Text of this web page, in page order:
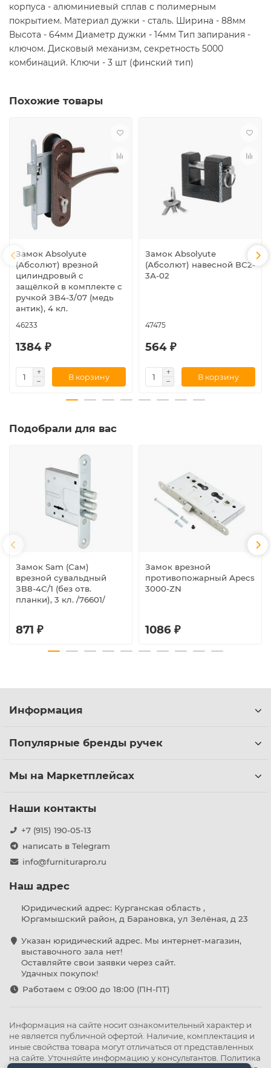
корпуса - алюминиевый сплав с полимерным
покрытием. Материал дужки - сталь. Ширина - 88мм
Высота - 64мм Диаметр дужки - 14мм Тип запирания -
ключом. Дисковый механизм, секретность 5000
комбинаций. Ключи - 3 шт (финский тип)
Похожие товары
Замок Absolyute
(Абсолют) врезной
цилиндровый с
защёлкой в комплекте с
ручкой ЗВ4-3/07 (медь
антик), 4 кл.
46233
1384 ₽
В корзину
Замок Absolyute
(Абсолют) навесной ВС2-
3А-02
47475
564 ₽
В корзину
Подобрали для вас
Замок Sam (Сам)
врезной сувальдный
ЗВ8-4С/1 (без отв.
планки), 3 кл. /76601/
871 ₽
Замок врезной
противопожарный Apecs
3000-ZN
1086 ₽
Информация
Популярные бренды ручек
Мы на Маркетплейсах
Наши контакты
+7 (915) 190-05-13
написать в Telegram
info@furniturapro.ru
Наш адрес
Юридический адрес: Курганская область ,
Юргамышский район, д Барановка, ул Зелёная, д 23
Указан юридический адрес. Мы интернет-магазин,
выставочного зала нет!
Оставляйте свои заявки через сайт.
Удачных покупок!
Работаем с 09:00 до 18:00 (ПН-ПТ)
Информация на сайте носит ознакомительный характер и
не является публичной офертой. Наличие, комплектация и
иные свойства товара могут отличаться от представленных
на сайте. Уточняйте информацию у консультантов. Политика